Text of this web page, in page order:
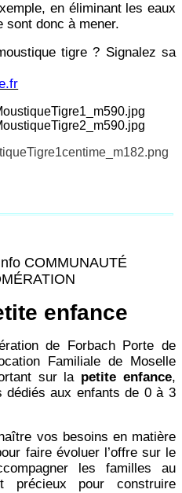
en éliminant les eaux
sont donc à mener.
tigre ? Signalez sa
COMMUNAUTÉ
enfance
de Forbach Porte de
Familiale de Moselle
sur la petite enfance,
dédiés aux enfants de 0 à 3
vos besoins en matière
faire évoluer l’offre sur le
les familles au
précieux pour construire